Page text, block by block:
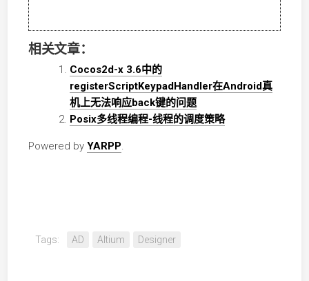
相关文章：
Cocos2d-x 3.6中的
registerScriptKeypadHandler在Android真
机上无法响应back键的问题
Posix多线程编程-线程的调度策略
Powered by YARPP.
Tags: AD Altium Designer